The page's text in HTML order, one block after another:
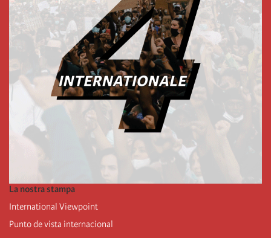
La nostra stampa
International Viewpoint
Punto de vista internacional